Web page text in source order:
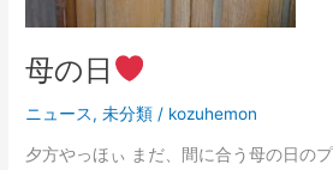
母の日
ニュース,未分類 / kozuhemon
夕方やっほぃ まだ、間に合う母の日の